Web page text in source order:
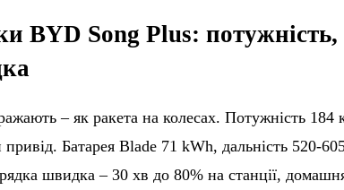
BYD Song Plus: потужність,
– як ракета на колесах. Потужність 184
Батарея Blade 71 kWh, дальність 520-
швидка – 30 хв до 80% на станції,